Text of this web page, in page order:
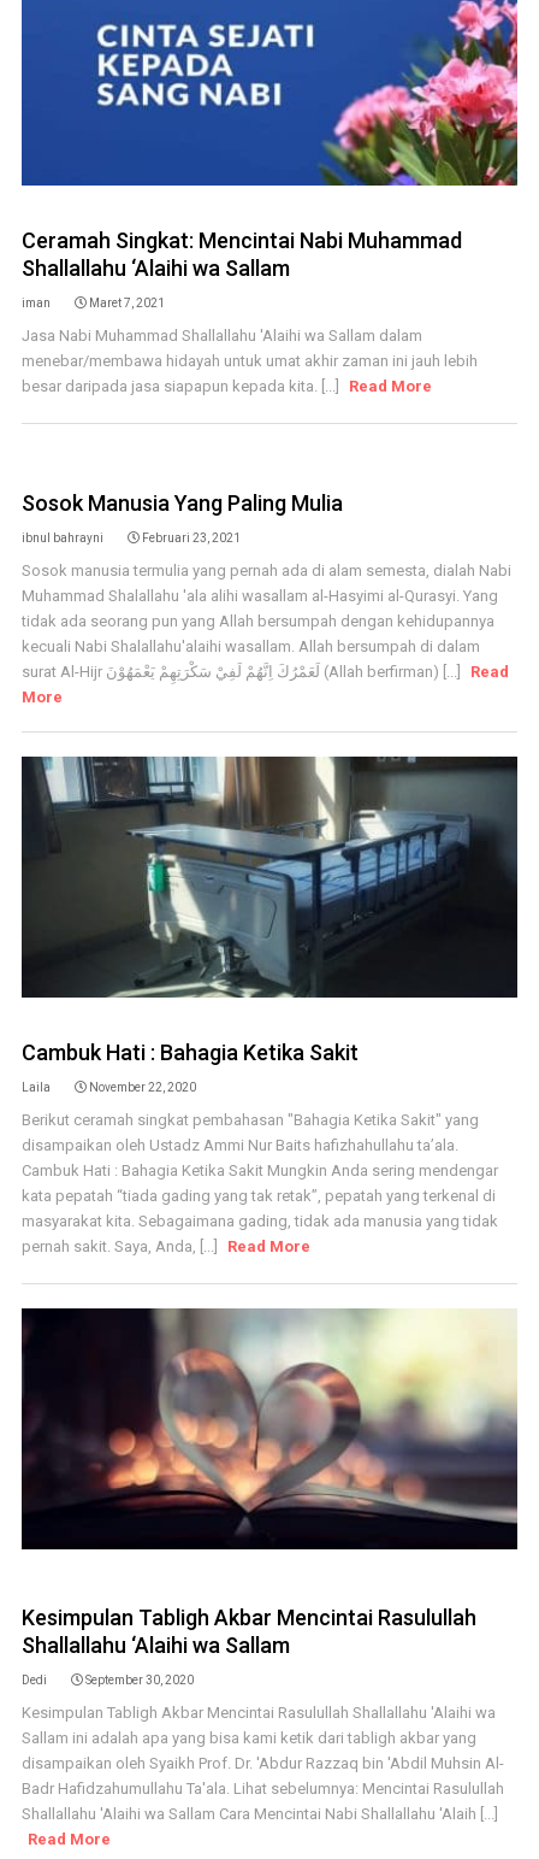
Ceramah Singkat: Mencintai Nabi Muhammad
Shallallahu ‘Alaihi wa Sallam
iman Maret 7, 2021
Jasa Nabi Muhammad Shallallahu 'Alaihi wa Sallam dalam
menebar/membawa hidayah untuk umat akhir zaman ini jauh lebih
besar daripada jasa siapapun kepada kita. [...]
Read More
Sosok Manusia Yang Paling Mulia
ibnul bahrayni Februari 23, 2021
Sosok manusia termulia yang pernah ada di alam semesta, dialah Nabi
Muhammad Shalallahu 'ala alihi wasallam al-Hasyimi al-Qurasyi. Yang
tidak ada seorang pun yang Allah bersumpah dengan kehidupannya
kecuali Nabi Shalallahu'alaihi wasallam. Allah bersumpah di dalam
surat Al-Hijr لَعَمْرُكَ اِنَّهُمْ لَفِيْ سَكْرَتِهِمْ يَعْمَهُوْنَ (Allah berfirman) [...]
Read
More
Cambuk Hati : Bahagia Ketika Sakit
Laila November 22, 2020
Berikut ceramah singkat pembahasan "Bahagia Ketika Sakit" yang
disampaikan oleh Ustadz Ammi Nur Baits hafizhahullahu ta’ala.
Cambuk Hati : Bahagia Ketika Sakit Mungkin Anda sering mendengar
kata pepatah “tiada gading yang tak retak”, pepatah yang terkenal di
masyarakat kita. Sebagaimana gading, tidak ada manusia yang tidak
pernah sakit. Saya, Anda, [...]
Read More
Kesimpulan Tabligh Akbar Mencintai Rasulullah
Shallallahu ‘Alaihi wa Sallam
Dedi September 30, 2020
Kesimpulan Tabligh Akbar Mencintai Rasulullah Shallallahu 'Alaihi wa
Sallam ini adalah apa yang bisa kami ketik dari tabligh akbar yang
disampaikan oleh Syaikh Prof. Dr. 'Abdur Razzaq bin 'Abdil Muhsin Al-
Badr Hafidzahumullahu Ta'ala. Lihat sebelumnya: Mencintai Rasulullah
Shallallahu 'Alaihi wa Sallam Cara Mencintai Nabi Shallallahu 'Alaih [...]
Read More